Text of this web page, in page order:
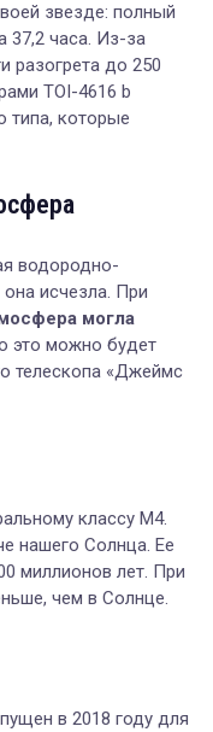
звезде: полный
37,2 часа. Из-за
разогрета до 250
TOI-4616 b
типа, которые
водородно-
исчезла. При
могла
это можно будет
телескопа «Джеймс
классу M4.
нашего Солнца. Ее
миллионов лет. При
чем в Солнце.
в 2018 году для